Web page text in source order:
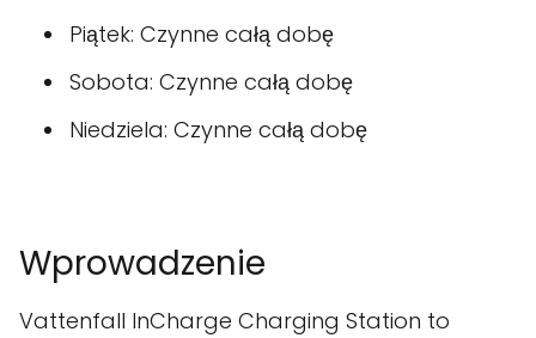
Piątek: Czynne całą dobę
Sobota: Czynne całą dobę
Niedziela: Czynne całą dobę
Wprowadzenie
Vattenfall InCharge Charging Station to